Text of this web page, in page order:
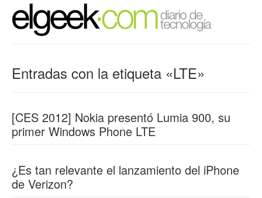
Entradas con la etiqueta «LTE»
[CES 2012] Nokia presentó Lumia 900, su
primer Windows Phone LTE
¿Es tan relevante el lanzamiento del iPhone
de Verizon?